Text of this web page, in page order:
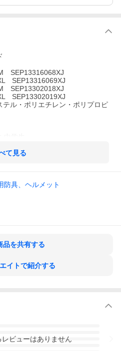
SEP13316068XJ
SEP13316069XJ
SEP13302018XJ
SEP13302019XJ
ル・ポリエチレン・ポリプロピ
れ・スレ・傷み・破れ等がある
なった色合いや質感にみえる場
るキャンセル・返品・交換はお
めください。
おります。在庫更新のタイムラ
て見る
防具、ヘルメット
品を共有する
イトで紹介する
レビューはありません